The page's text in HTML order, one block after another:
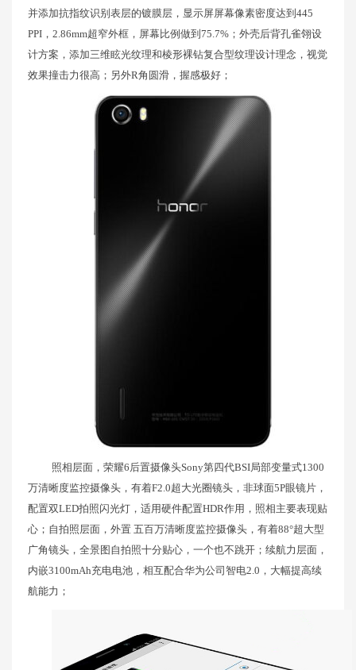
并添加抗指纹识别表层的镀膜层，显示屏屏幕像素密度达到445
PPI，2.86mm超窄外框，屏幕比例做到75.7%；外壳后背孔雀翎设
计方案，添加三维眩光纹理和棱形裸钻复合型纹理设计理念，视觉
效果撞击力很高；另外R角圆滑，握感极好；
照相层面，荣耀6后置摄像头Sony第四代BSI局部变量式1300
万清晰度监控摄像头，有着F2.0超大光圈镜头，非球面5P眼镜片，
配置双LED拍照闪光灯，适用硬件配置HDR作用，照相主要表现贴
心；自拍照层面，外置 五百万清晰度监控摄像头，有着88°超大型
广角镜头，全景图自拍照十分贴心，一个也不跳开；续航力层面，
内嵌3100mAh充电电池，相互配合华为公司智电2.0，大幅提高续
航能力；